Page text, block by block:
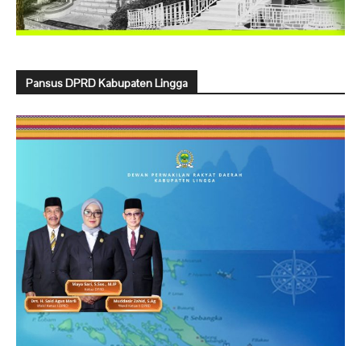
Pansus DPRD Kabupaten Lingga